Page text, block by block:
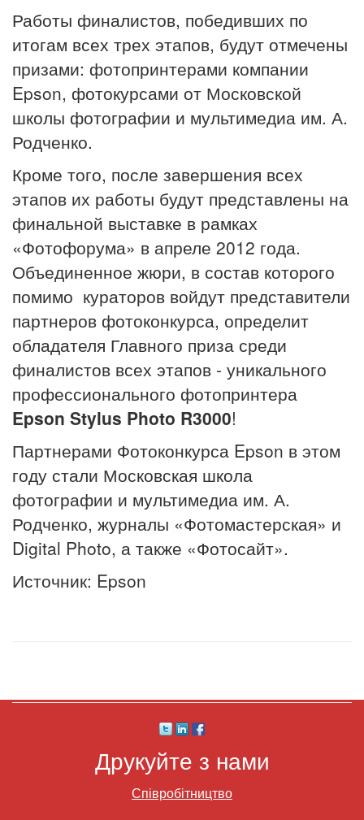
Работы финалистов, победивших по
итогам всех трех этапов, будут отмечены
призами: фотопринтерами компании
Epson, фотокурсами от Московской
школы фотографии и мультимедиа им. А.
Родченко.
Кроме того, после завершения всех
этапов их работы будут представлены на
финальной выставке в рамках
«Фотофорума» в апреле 2012 года.
Объединенное жюри, в состав которого
помимо кураторов войдут представители
партнеров фотоконкурса, определит
обладателя Главного приза среди
финалистов всех этапов - уникального
профессионального фотопринтера
Epson Stylus Photo R3000!
Партнерами Фотоконкурса Epson в этом
году стали Московская школа
фотографии и мультимедиа им. А.
Родченко, журналы «Фотомастерская» и
Digital Photo, а также «Фотосайт».
Источник: Epson
Друкуйте з нами
Співробітництво